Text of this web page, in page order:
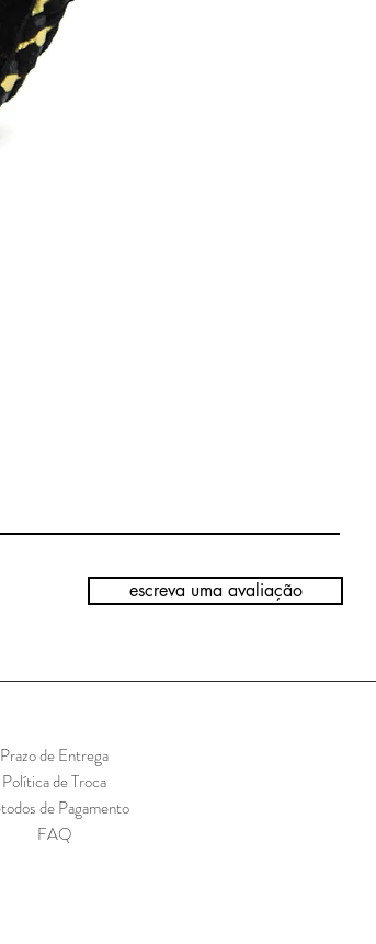
escreva uma avaliação
Prazo de Entrega
Política de Troca
de Pagamento
FAQ